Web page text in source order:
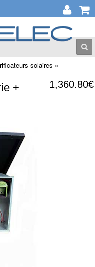
solaires »
1,360.80€
+